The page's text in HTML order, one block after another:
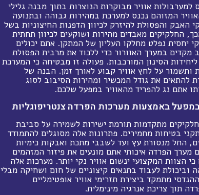
למערבולות אוויר מבוקרות הנוצרות בתוך מבנה גלילי
המזוהם נכנס למערכת במהירות גבוהה ובתנועה
האבק והפסולת להיזרק לכיוון הדפנות החיצוניות בשל
החלקיקים מאבדים מהירות ושוקעים לכיוון תחתית
יחסית נפלט מחלקו העליון של המתקן. אתם יכולים
במערך האוורור כדי ללכוד את מרבית הפסולת
הסינון המורכבות. פעולה זו מבטיחה כי המערכת
ותשמור על לחץ אוויר קבוע לאורך זמן. הבנה של
להתאים את גודל המכשיר ומהירות הסיבוב לסוג
אתם נג להפריד מהאוויר במפעל שלכם.
במפעל באמצעות מערכות הפרדה צנטריפוגליות
מתקדמות תורמת ישירות לשמירה על סביבת
בטיחות מחמירים. פתרונות אלה מסוגלים להתמודד
החל מנסורת עץ ועד לשבבי מתכת ואבקות כימיות
הפרדה איכותי אתם מונעים את פיזור המזהמים
הצוות המקצועי ינשום אוויר נקי יותר. מערכות אלה
וביכולת לעבוד בתנאים קיצוניים של חום ושחיקה מבלי
מתמקד ביצירת תזרימי אוויר אופטימליים
תוך צריכת אנרגיה מינימלית.